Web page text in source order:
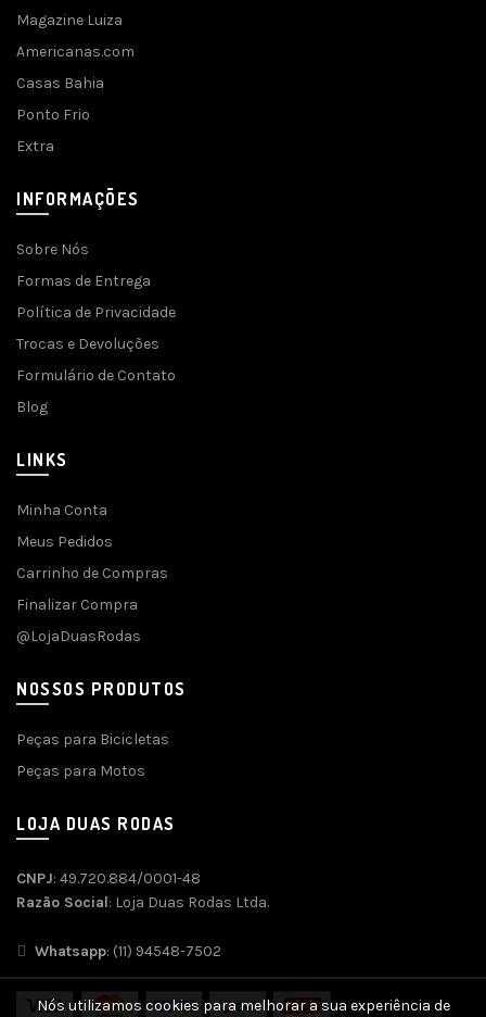
Magazine Luiza
Americanas.com
Casas Bahia
Ponto Frio
Extra
INFORMAÇÕES
Sobre Nós
Formas de Entrega
Política de Privacidade
Trocas e Devoluções
Formulário de Contato
Blog
LINKS
Minha Conta
Meus Pedidos
Carrinho de Compras
Finalizar Compra
@LojaDuasRodas
NOSSOS PRODUTOS
Peças para Bicicletas
Peças para Motos
LOJA DUAS RODAS
CNPJ: 49.720.884/0001-48
Razão Social: Loja Duas Rodas Ltda.
Whatsapp: (11) 94548-7502
Nós utilizamos cookies para melhorar a sua experiência de